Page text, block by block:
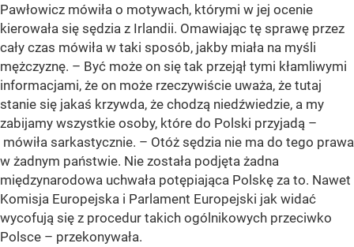
Pawłowicz mówiła o motywach, którymi w jej ocenie
kierowała się sędzia z Irlandii. Omawiając tę sprawę przez
cały czas mówiła w taki sposób, jakby miała na myśli
mężczyznę. – Być może on się tak przejął tymi kłamliwymi
informacjami, że on może rzeczywiście uważa, że tutaj
stanie się jakaś krzywda, że chodzą niedźwiedzie, a my
zabijamy wszystkie osoby, które do Polski przyjadą –
mówiła sarkastycznie. – Otóż sędzia nie ma do tego prawa
w żadnym państwie. Nie została podjęta żadna
międzynarodowa uchwała potępiająca Polskę za to. Nawet
Komisja Europejska i Parlament Europejski jak widać
wycofują się z procedur takich ogólnikowych przeciwko
Polsce – przekonywała.